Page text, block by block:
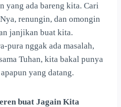
yang ada bareng kita. Cari
renungin, dan omongin
janjikan buat kita.
pura nggak ada masalah,
Tuhan, kita bakal punya
yang datang.
buat Jagain Kita